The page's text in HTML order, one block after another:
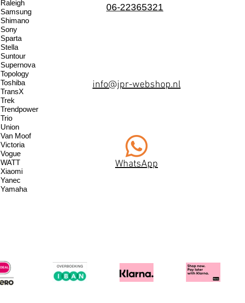
Raleigh
Samsung
Shimano
Sony
Sparta
Stella
Suntour
Supernova
Topology
Toshiba
TransX
Trek
Trendpower
Trio
Union
Van Moof
Victoria
Vogue
WATT
Xiaomi
Yanec
Yamaha
06-22365321
info@jpr-webshop.nl
WhatsApp